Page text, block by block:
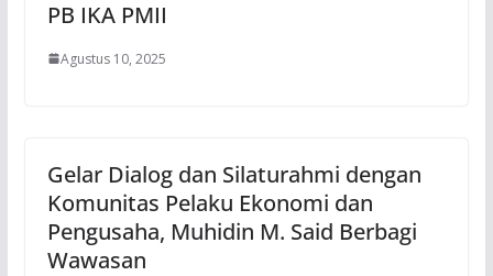
PB IKA PMII
Agustus 10, 2025
Gelar Dialog dan Silaturahmi dengan
Komunitas Pelaku Ekonomi dan
Pengusaha, Muhidin M. Said Berbagi
Wawasan